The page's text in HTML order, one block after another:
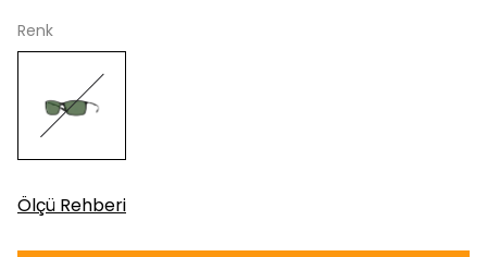
Renk
Ölçü Rehberi